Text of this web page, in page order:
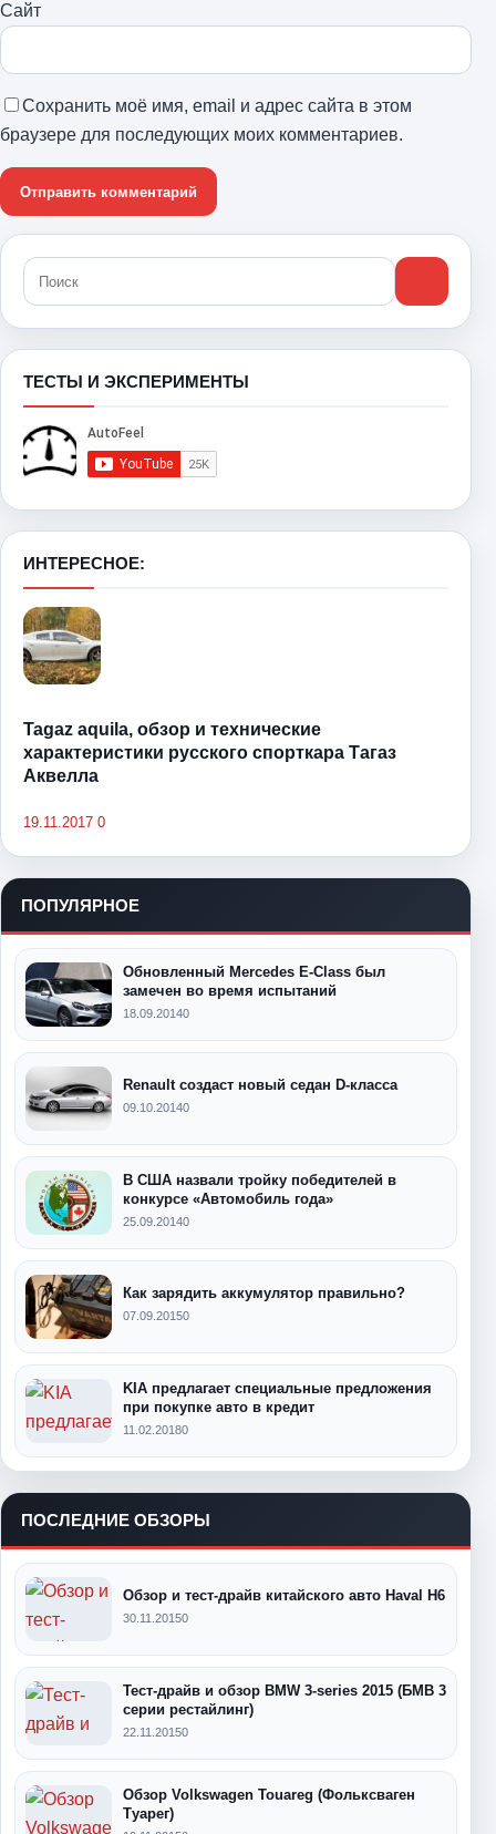
Сайт
Сохранить моё имя, email и адрес сайта в этом
браузере для последующих моих комментариев.
ТЕСТЫ И ЭКСПЕРИМЕНТЫ
ИНТЕРЕСНОЕ:
Tagaz aquila, обзор и технические
характеристики русского спорткара Тагаз
Аквелла
19.11.2017 0
ПОПУЛЯРНОЕ
Обновленный Mercedes E-Class был
замечен во время испытаний
18.09.20140
Renault создаст новый седан D-класса
09.10.20140
В США назвали тройку победителей в
конкурсе «Автомобиль года»
25.09.20140
Как зарядить аккумулятор правильно?
07.09.20150
KIA предлагает специальные предложения
при покупке авто в кредит
11.02.20180
ПОСЛЕДНИЕ ОБЗОРЫ
Обзор и тест-драйв китайского авто Haval H6
30.11.20150
Тест-драйв и обзор BMW 3-series 2015 (БМВ 3
серии рестайлинг)
22.11.20150
Обзор Volkswagen Touareg (Фольксваген
Туарег)